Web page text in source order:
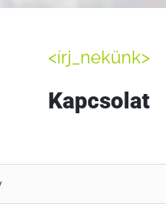
<írj_nekünk>
Kapcsolat